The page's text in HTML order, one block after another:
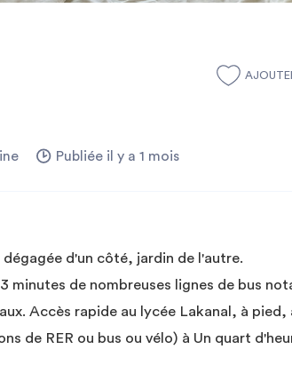
Publiée il y a 1 mois
d'un côté, jardin de l'autre.
minutes de nombreuses lignes de bus
Accès rapide au lycée Lakanal, à pied,
de RER ou bus ou vélo) à Un quart